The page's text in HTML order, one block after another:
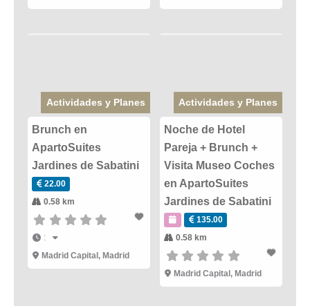
Actividades y Planes
Brunch en
ApartoSuites
Jardines de Sabatini
22.00
0.58 km
:
Madrid Capital , Madrid
Actividades y Planes
Noche de Hotel
Pareja + Brunch +
Visita Museo Coches
en ApartoSuites
Jardines de Sabatini
135.00
0.58 km
Madrid Capital , Madrid